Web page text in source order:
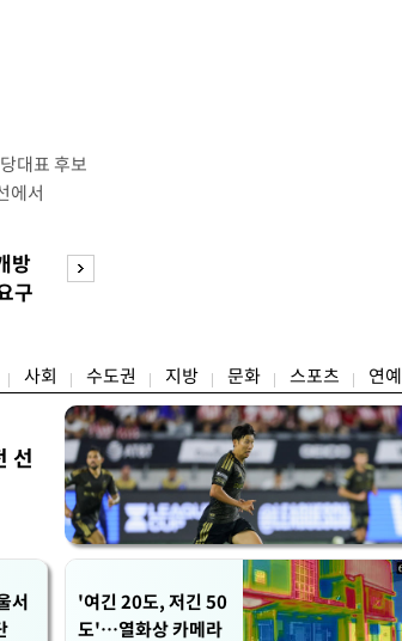
대표 후보
에서
래 후보
. 전날 제주
에 따라 누
가
방
구
사회 수도권 지방 문화 스포츠 연예
선
서
'여긴 20도, 저긴 50
도'…열화상 카메라